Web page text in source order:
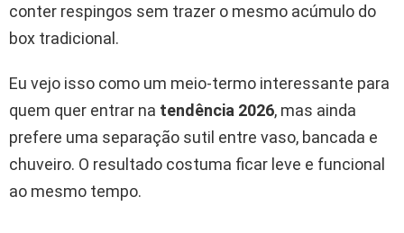
conter respingos sem trazer o mesmo acúmulo do
box tradicional.
Eu vejo isso como um meio-termo interessante para
quem quer entrar na tendência 2026, mas ainda
prefere uma separação sutil entre vaso, bancada e
chuveiro. O resultado costuma ficar leve e funcional
ao mesmo tempo.